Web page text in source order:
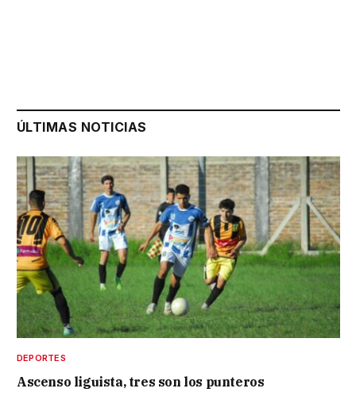
ÚLTIMAS NOTICIAS
DEPORTES
Ascenso liguista, tres son los punteros